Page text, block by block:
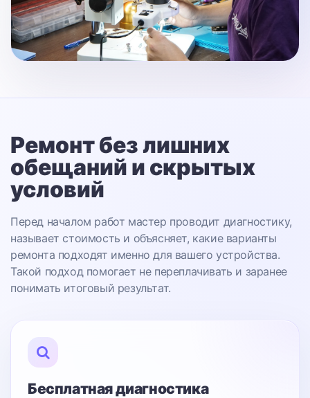
Ремонт без лишних
обещаний и скрытых
условий
Перед началом работ мастер проводит диагностику,
называет стоимость и объясняет, какие варианты
ремонта подходят именно для вашего устройства.
Такой подход помогает не переплачивать и заранее
понимать итоговый результат.
Бесплатная диагностика